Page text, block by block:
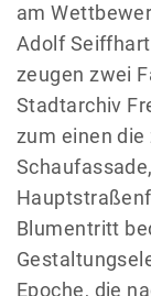
am
Adolf
zeugen zwei
Stadtarchiv
zum einen
Blumentritt
Epoche, die